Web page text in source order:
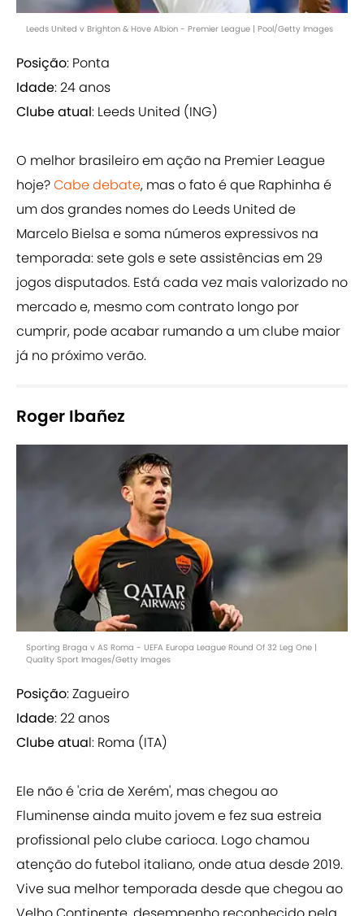
Leeds United v Brighton & Hove Albion - Premier League | Pool/Getty Images
Posição: Ponta
Idade: 24 anos
Clube atual: Leeds United (ING)
O melhor brasileiro em ação na Premier League
hoje?Cabe debate, mas o fato é que Raphinha é
um dos grandes nomes do Leeds United de
Marcelo Bielsa e soma números expressivos na
temporada: sete gols e sete assistências em 29
jogos disputados. Está cada vez mais valorizado no
mercado e, mesmo com contrato longo por
cumprir, pode acabar rumando a um clube maior
já no próximo verão.
Roger Ibañez
Sporting Braga v AS Roma - UEFA Europa League Round Of 32 Leg One |
Quality Sport Images/Getty Images
Posição: Zagueiro
Idade: 22 anos
Clube atual: Roma (ITA)
Ele não é 'cria de Xerém', mas chegou ao
Fluminense ainda muito jovem e fez sua estreia
profissional pelo clube carioca. Logo chamou
atenção do futebol italiano, onde atua desde 2019.
Vive sua melhor temporada desde que chegou ao